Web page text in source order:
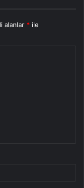
alanlar * ile